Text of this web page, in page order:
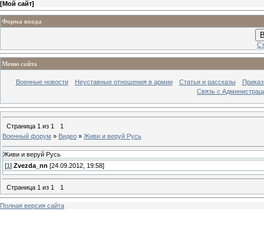
[Мой сайт]
Форма входа
Меню сайта
Военные новости Неуставные отношения в армии Статьи и рассказы
Связь с
Страница 1 из 1
1
Военный форум » Видео » Живи и веруй Русь
Живи и веруй Русь
[1 ] Zvezda_nn [24.09.2012, 19:58]
Страница 1 из 1 1
Полная версия сайта